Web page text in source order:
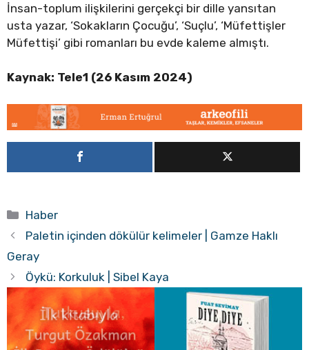
İnsan-toplum ilişkilerini gerçekçi bir dille yansıtan
usta yazar, ‘Sokakların Çocuğu’, ‘Suçlu’, ‘Müfettişler
Müfettişi’ gibi romanları bu evde kaleme almıştı.
Kaynak: Tele1 (26 Kasım 2024)
Kategoriler
Haber
Paletin içinden dökülür kelimeler | Gamze Haklı
Geray
Öykü: Korkuluk | Sibel Kaya